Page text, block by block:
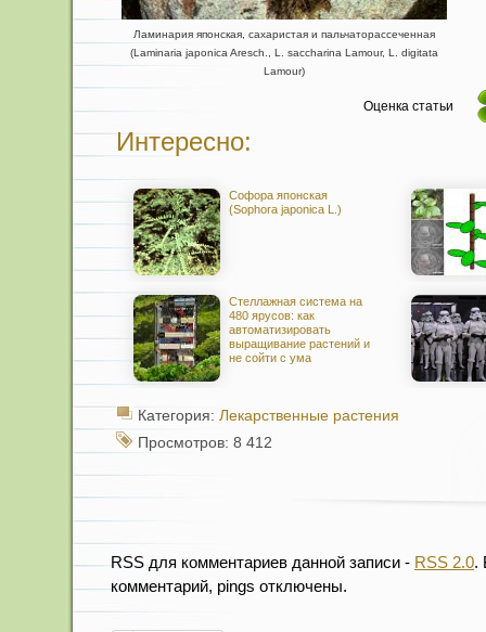
Ламинария японская, сахаристая и пальчаторассеченная
(Laminaria japonica Aresch., L. saccharina Lamour, L. digitata
Lamour)
Оценка статьи
Интересно:
Софора японская
(Sophora japonica L.)
Стеллажная система на
480 ярусов: как
автоматизировать
выращивание растений и
не сойти с ума
Категория: Лекарственные растения
Просмотров: 8 412
RSS для комментариев данной записи - RSS 2.0.
комментарий, pings отключены.